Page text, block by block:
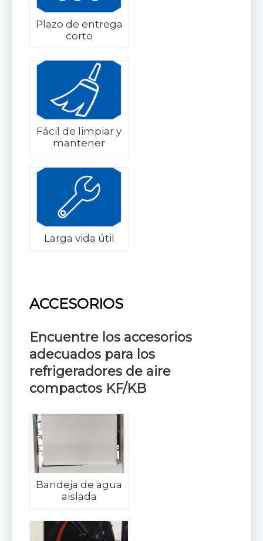
Plazo de entrega
corto
Fácil de limpiar y
mantener
Larga vida útil
ACCESORIOS
Encuentre los accesorios
adecuados para los
refrigeradores de aire
compactos KF/KB
Bandeja de agua
aislada